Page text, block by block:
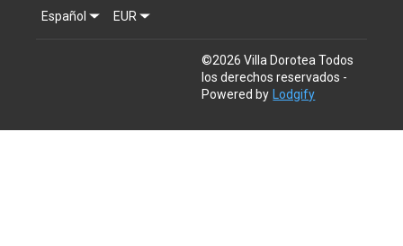
Español EUR
©2026 Villa Dorotea Todos
los derechos reservados -
Powered by
Lodgify